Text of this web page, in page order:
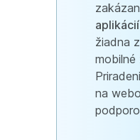
žiadna
mobilné
na